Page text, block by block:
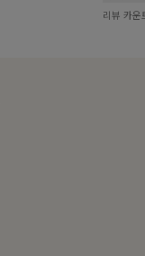
리뷰 카운